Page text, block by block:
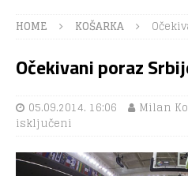
HOME KOŠARKA
Očekivani poraz
05.09.2014. 16:06 Milan
isključeni